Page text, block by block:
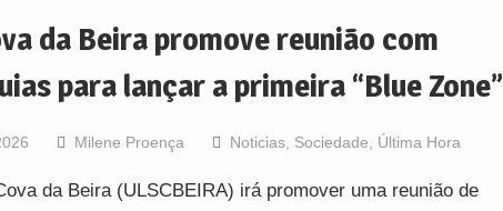
da Beira promove reunião com
para lançar a primeira “Blue Zone”
Milene Proença Noticias, Sociedade, Última Hora
da Beira (ULSCBEIRA) irá promover uma reunião de